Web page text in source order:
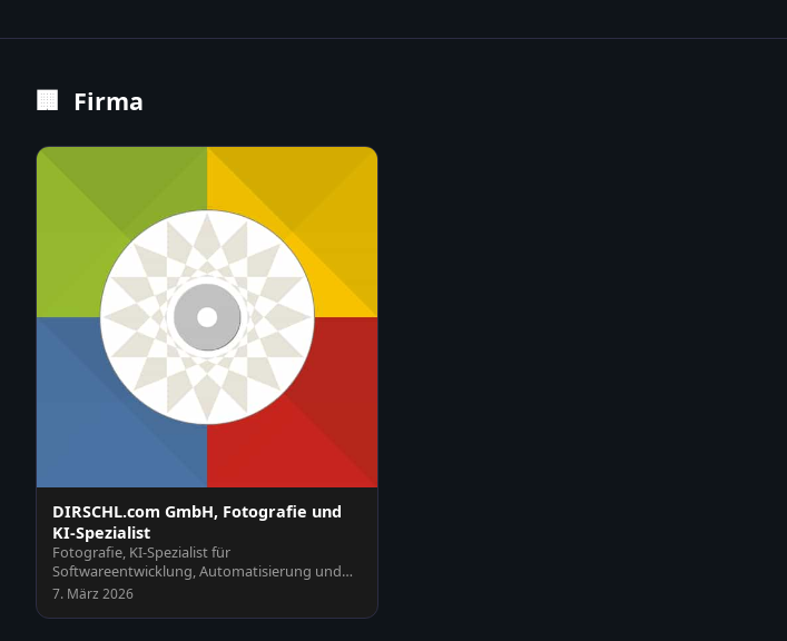
🏢 Firma
DIRSCHL.com GmbH, Fotografie und
KI-Spezialist
Fotografie, KI-Spezialist für
Softwareentwicklung, Automatisierung und
Schulungen, Webseiten und Plu…
7. März 2026